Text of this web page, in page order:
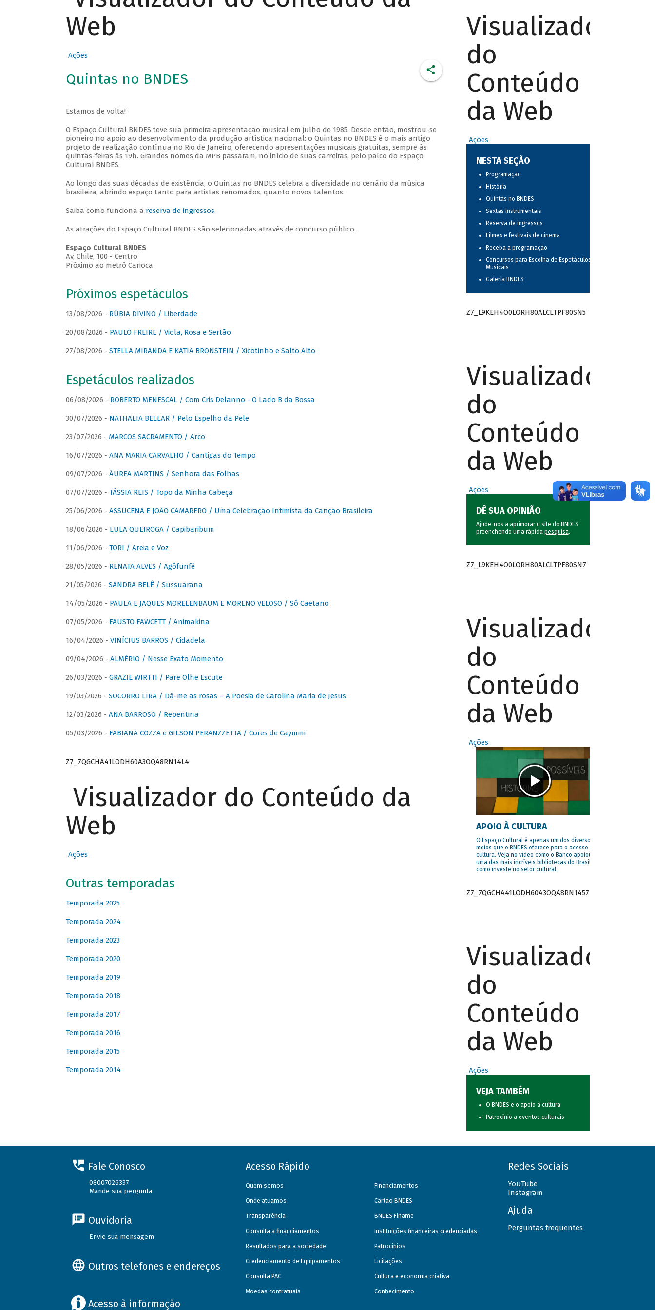
Web
Ações
Quintas no BNDES
Estamos de volta!
O Espaço Cultural BNDES teve sua primeira apresentação musical em julho de 1985. Desde então, mostrou-se
pioneiro no apoio ao desenvolvimento da produção artística nacional: o Quintas no BNDES é o mais antigo
projeto de realização contínua no Rio de Janeiro, oferecendo apresentações musicais gratuitas, sempre às
quintas-feiras às 19h. Grandes nomes da MPB passaram, no início de suas carreiras, pelo palco do Espaço
Cultural BNDES.
Ao longo das suas décadas de existência, o Quintas no BNDES celebra a diversidade no cenário da música
brasileira, abrindo espaço tanto para artistas renomados, quanto novos talentos.
Saiba como funciona a reserva de ingressos.
As atrações do Espaço Cultural BNDES são selecionadas através de concurso público.
Espaço Cultural BNDES
Av, Chile, 100 - Centro
Próximo ao metrô Carioca
Próximos espetáculos
13/08/2026 - RÚBIA DIVINO / Liberdade
20/08/2026 - PAULO FREIRE / Viola, Rosa e Sertão
27/08/2026 - STELLA MIRANDA E KATIA BRONSTEIN / Xicotinho e Salto Alto
Espetáculos realizados
06/08/2026 - ROBERTO MENESCAL / Com Cris Delanno - O Lado B da Bossa
30/07/2026 - NATHALIA BELLAR / Pelo Espelho da Pele
23/07/2026 - MARCOS SACRAMENTO / Arco
16/07/2026 - ANA MARIA CARVALHO / Cantigas do Tempo
09/07/2026 - ÁUREA MARTINS / Senhora das Folhas
07/07/2026 - TÁSSIA REIS / Topo da Minha Cabeça
25/06/2026 - ASSUCENA E JOÃO CAMARERO / Uma Celebração Intimista da Canção Brasileira
18/06/2026 - LULA QUEIROGA / Capibaribum
11/06/2026 - TORI / Areia e Voz
28/05/2026 - RENATA ALVES / Agôfunfè
21/05/2026 - SANDRA BELÊ / Sussuarana
14/05/2026 - PAULA E JAQUES MORELENBAUM E MORENO VELOSO / Só Caetano
07/05/2026 - FAUSTO FAWCETT / Animakina
16/04/2026 - VINÍCIUS BARROS / Cidadela
09/04/2026 - ALMÉRIO / Nesse Exato Momento
26/03/2026 - GRAZIE WIRTTI / Pare Olhe Escute
19/03/2026 - SOCORRO LIRA / Dá-me as rosas – A Poesia de Carolina Maria de Jesus
12/03/2026 - ANA BARROSO / Repentina
05/03/2026 - FABIANA COZZA e GILSON PERANZZETTA / Cores de Caymmi
Z7_7QGCHA41LODH60A3OQA8RN14L4
Visualizador do Conteúdo da
Web
Ações
Outras temporadas
Temporada 2025
Temporada 2024
Temporada 2023
Temporada 2020
Temporada 2019
Temporada 2018
Temporada 2017
Temporada 2016
Temporada 2015
Temporada 2014
Visualizador
do
Conteúdo
da Web
Ações
NESTA SEÇÃO
Programação
História
Quintas no BNDES
Sextas instrumentais
Reserva de ingressos
Filmes e festivais de cinema
Receba a programação
Concursos para Escolha de Espetáculos
Musicais
Galeria BNDES
Z7_L9KEH4O0LORH80ALCLTPF80SN5
Visualizador
do
Conteúdo
da Web
Ações
DÊ SUA OPINIÃO
Ajude-nos a aprimorar o site do BNDES
preenchendo uma rápida pesquisa.
Z7_L9KEH4O0LORH80ALCLTPF80SN7
Visualizador
do
Conteúdo
da Web
Ações
APOIO À CULTURA
O Espaço Cultural é apenas um dos diversos
meios que o BNDES oferece para o acesso à
cultura. Veja no vídeo como o Banco apoiou
uma das mais incríveis bibliotecas do Brasil e
como investe no setor cultural.
Z7_7QGCHA41LODH60A3OQA8RN1457
Visualizador
do
Conteúdo
da Web
Ações
VEJA TAMBÉM
O BNDES e o apoio à cultura
Patrocínio a eventos culturais
Fale Conosco
08007026337
Mande sua pergunta
Ouvidoria
Envie sua mensagem
Outros telefones e endereços
Acesso à informação
Acesso Rápido
Quem somos
Onde atuamos
Transparência
Consulta a financiamentos
Resultados para a sociedade
Credenciamento de Equipamentos
Consulta PAC
Moedas contratuais
Financiamentos
Cartão BNDES
BNDES Finame
Instituições financeiras credenciadas
Patrocínios
Licitações
Cultura e economia criativa
Conhecimento
Redes Sociais
YouTube
Instagram
Ajuda
Perguntas frequentes